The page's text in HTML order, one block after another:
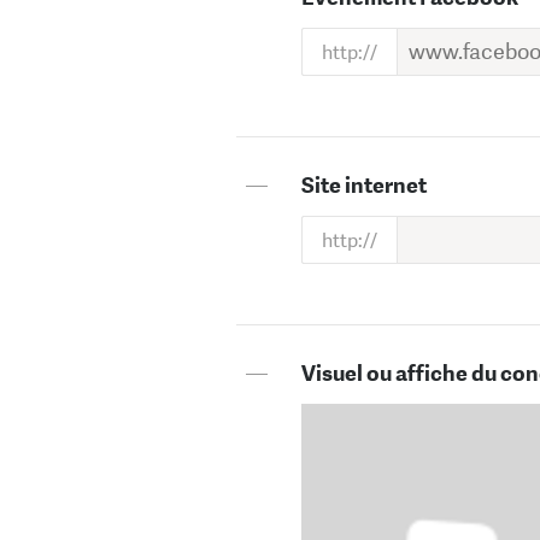
— Site internet
— Visuel ou affiche du